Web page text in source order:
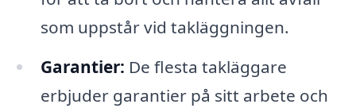
som uppstår vid takläggningen.
Garantier: De flesta takläggare
erbjuder garantier på sitt arbete och